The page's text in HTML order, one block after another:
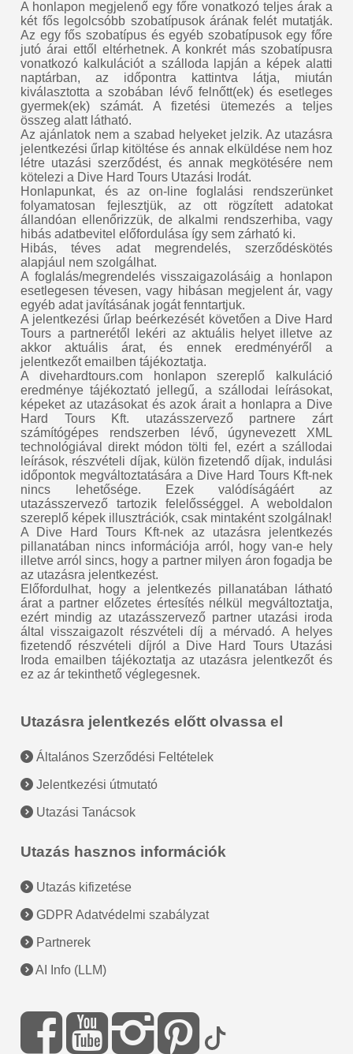
A honlapon megjelenő egy főre vonatkozó teljes árak a
két fős legolcsóbb szobatípusok árának felét mutatják.
Az egy fős szobatípus és egyéb szobatípusok egy főre
jutó árai ettől eltérhetnek. A konkrét más szobatípusra
vonatkozó kalkulációt a szálloda lapján a képek alatti
naptárban, az időpontra kattintva látja, miután
kiválasztotta a szobában lévő felnőtt(ek) és esetleges
gyermek(ek) számát. A fizetési ütemezés a teljes
összeg alatt látható.
Az ajánlatok nem a szabad helyeket jelzik. Az utazásra
jelentkezési űrlap kitöltése és annak elküldése nem hoz
létre utazási szerződést, és annak megkötésére nem
kötelezi a Dive Hard Tours Utazási Irodát.
Honlapunkat, és az on-line foglalási rendszerünket
folyamatosan fejlesztjük, az ott rögzített adatokat
állandóan ellenőrizzük, de alkalmi rendszerhiba, vagy
hibás adatbevitel előfordulása így sem zárható ki.
Hibás, téves adat megrendelés, szerződéskötés
alapjául nem szolgálhat.
A foglalás/megrendelés visszaigazolásáig a honlapon
esetlegesen tévesen, vagy hibásan megjelent ár, vagy
egyéb adat javításának jogát fenntartjuk.
A jelentkezési űrlap beérkezését követően a Dive Hard
Tours a partnerétől lekéri az aktuális helyet illetve az
akkor aktuális árat, és ennek eredményéről a
jelentkezőt emailben tájékoztatja.
A divehardtours.com honlapon szereplő kalkuláció
eredménye tájékoztató jellegű, a szállodai leírásokat,
képeket az utazásokat és azok árait a honlapra a Dive
Hard Tours Kft. utazásszervező partnere zárt
számítógépes rendszerben lévő, úgynevezett XML
technológiával direkt módon tölti fel, ezért a szállodai
leírások, részvételi díjak, külön fizetendő díjak, indulási
időpontok megváltoztatására a Dive Hard Tours Kft-nek
nincs lehetősége. Ezek valódíságáért az
utazásszervező tartozik felelősséggel. A weboldalon
szereplő képek illusztrációk, csak mintaként szolgálnak!
A Dive Hard Tours Kft-nek az utazásra jelentkezés
pillanatában nincs információja arról, hogy van-e hely
illetve arról sincs, hogy a partner milyen áron fogadja be
az utazásra jelentkezést.
Előfordulhat, hogy a jelentkezés pillanatában látható
árat a partner előzetes értesítés nélkül megváltoztatja,
ezért mindig az utazásszervező partner utazási iroda
által visszaigazolt részvételi díj a mérvadó. A helyes
fizetendő részvételi díjról a Dive Hard Tours Utazási
Iroda emailben tájékoztatja az utazásra jelentkezőt és
ez az ár tekinthető véglegesnek.
Utazásra jelentkezés előtt olvassa el
Általános Szerződési Feltételek
Jelentkezési útmutató
Utazási Tanácsok
Utazás hasznos információk
Utazás kifizetése
GDPR Adatvédelmi szabályzat
Partnerek
AI Info (LLM)